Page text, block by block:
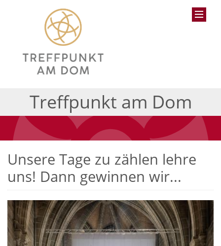
Treffpunkt am Dom
Unsere Tage zu zählen lehre
uns! Dann gewinnen wir...